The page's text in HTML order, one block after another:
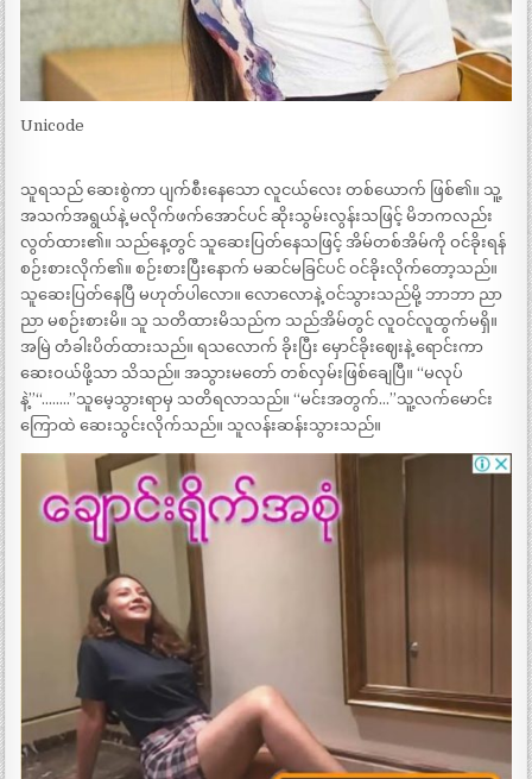
Unicode
သူရသည် ဆေးစွဲကာ ပျက်စီးနေသော လူငယ်လေး တစ်ယောက် ဖြစ်၏။ သူ့
အသက်အရွယ်နဲ့ မလိုက်ဖက်အောင်ပင် ဆိုးသွမ်းလွန်းသဖြင့် မိဘကလည်း
လွတ်ထား၏။ သည်နေ့တွင် သူဆေးပြတ်နေသဖြင့် အိမ်တစ်အိမ်ကို ဝင်ခိုးရန်
စဉ်းစားလိုက်၏။ စဉ်းစားပြီးနောက် မဆင်မခြင်ပင် ဝင်ခိုးလိုက်တော့သည်။
သူဆေးပြတ်နေပြီ မဟုတ်ပါလော။ လောလောနဲ့ ဝင်သွားသည်မို့ ဘာဘာ ညာ
ညာ မစဉ်းစားမိ။ သူ သတိထားမိသည်က သည်အိမ်တွင် လူဝင်လူထွက်မရှိ။
အမြဲ တံခါးပိတ်ထားသည်။ ရသလောက် ခိုးပြီး မှောင်ခိုးဈေးနဲ့ ရောင်းကာ
ဆေးဝယ်ဖို့သာ သိသည်။ အသွားမတော် တစ်လှမ်းဖြစ်ချေပြီ။ “မလုပ်
နဲ့”“……..”သူမေ့သွားရာမှ သတိရလာသည်။ “မင်းအတွက်…”သူ့လက်မောင်း
ကြောထဲ ဆေးသွင်းလိုက်သည်။ သူလန်းဆန်းသွားသည်။